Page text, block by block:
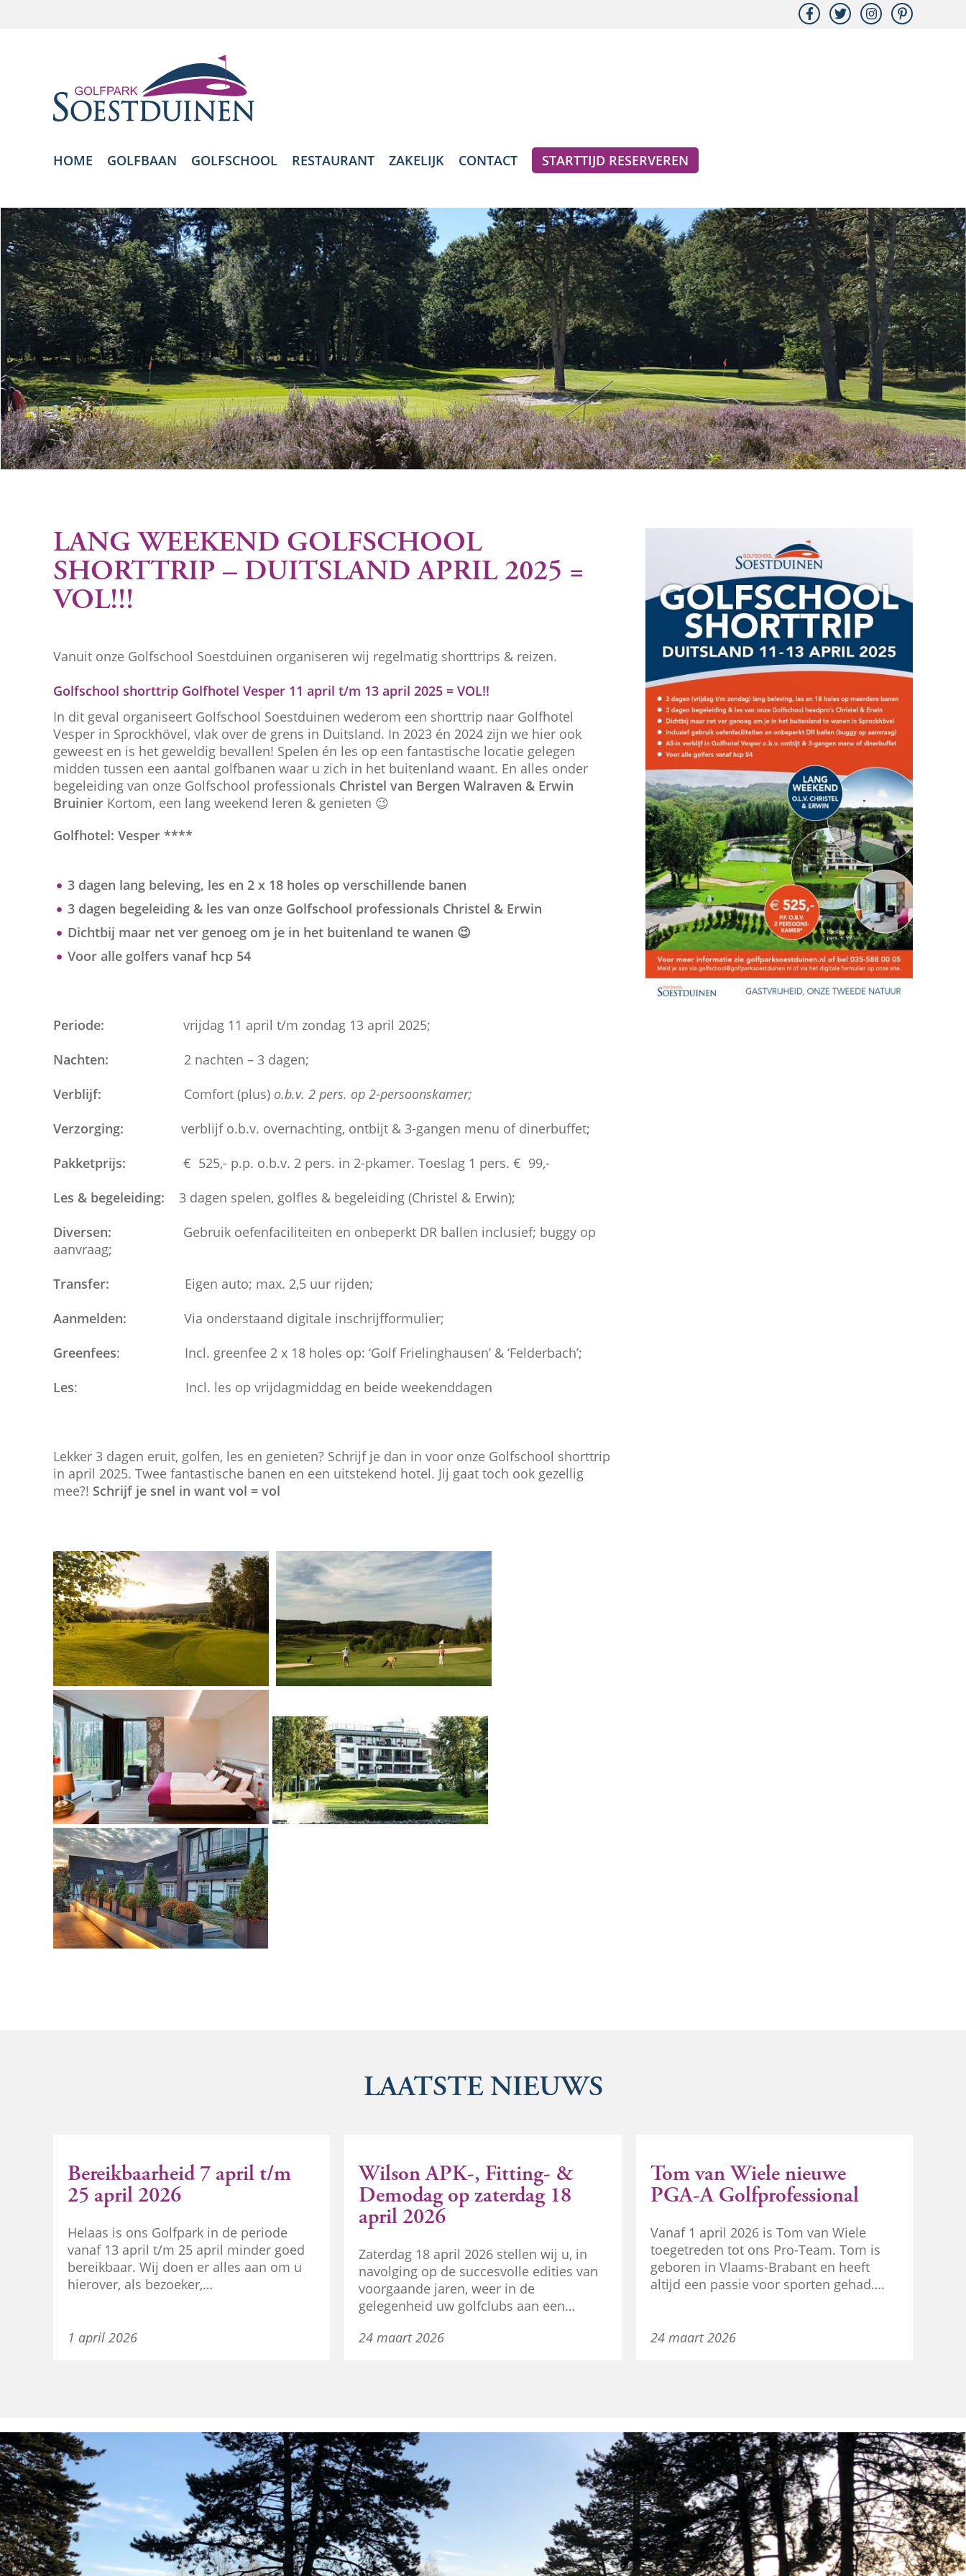
HOME GOLFBAAN GOLFSCHOOL RESTAURANT ZAKELIJK CONTACT STARTTIJD RESERVEREN
LANG WEEKEND GOLFSCHOOL
SHORTTRIP – DUITSLAND APRIL 2025 =
VOL!!!
Vanuit onze Golfschool Soestduinen organiseren wij regelmatig shorttrips & reizen.
Golfschool shorttrip Golfhotel Vesper 11 april t/m 13 april 2025 = VOL!!
In dit geval organiseert Golfschool Soestduinen wederom een shorttrip naar Golfhotel
Vesper in Sprockhövel, vlak over de grens in Duitsland. In 2023 én 2024 zijn we hier ook
geweest en is het geweldig bevallen! Spelen én les op een fantastische locatie gelegen
midden tussen een aantal golfbanen waar u zich in het buitenland waant. En alles onder
begeleiding van onze Golfschool professionals Christel van Bergen Walraven & Erwin
BruinierKortom, een lang weekend leren & genieten 😉
Golfhotel: Vesper ****
3 dagen lang beleving, les en 2 x 18 holes op verschillende banen
3 dagen begeleiding & les van onze Golfschool professionals Christel & Erwin
Dichtbij maar net ver genoeg om je in het buitenland te wanen 😉
Voor alle golfers vanaf hcp 54
Periode:
vrijdag 11 april t/m zondag 13 april 2025;
Nachten:
2 nachten – 3 dagen;
Verblijf:
Comfort (plus) o.b.v. 2 pers. op 2-persoonskamer;
Verzorging: verblijf o.b.v. overnachting, ontbijt & 3-gangen menu of dinerbuffet;
Pakketprijs:
€ 525,- p.p. o.b.v. 2 pers. in 2-pkamer. Toeslag 1 pers. € 99,-
Les & begeleiding: 3 dagen spelen, golfles & begeleiding (Christel & Erwin);
Diversen: Gebruik oefenfaciliteiten en onbeperkt DR ballen inclusief; buggy op
aanvraag;
Transfer: Eigen auto; max. 2,5 uur rijden;
Aanmelden: Via onderstaand digitale inschrijfformulier;
Greenfees: Incl. greenfee 2 x 18 holes op: ‘Golf Frielinghausen’ & ‘Felderbach’;
Les: Incl. les op vrijdagmiddag en beide weekenddagen
Lekker 3 dagen eruit, golfen, les en genieten? Schrijf je dan in voor onze Golfschool shorttrip
in april 2025. Twee fantastische banen en een uitstekend hotel. Jij gaat toch ook gezellig
mee?! Schrijf je snel in want vol = vol
LAATSTE NIEUWS
Bereikbaarheid 7 april t/m
25 april 2026
Helaas is ons Golfpark in de periode
vanaf 13 april t/m 25 april minder goed
bereikbaar. Wij doen er alles aan om u
hierover, als bezoeker,…
1 april 2026
Wilson APK-, Fitting- &
Demodag op zaterdag 18
april 2026
Zaterdag 18 april 2026 stellen wij u, in
navolging op de succesvolle edities van
voorgaande jaren, weer in de
gelegenheid uw golfclubs aan een…
24 maart 2026
Tom van Wiele nieuwe
PGA-A Golfprofessional
Vanaf 1 april 2026 is Tom van Wiele
toegetreden tot ons Pro-Team. Tom is
geboren in Vlaams-Brabant en heeft
altijd een passie voor sporten gehad….
24 maart 2026